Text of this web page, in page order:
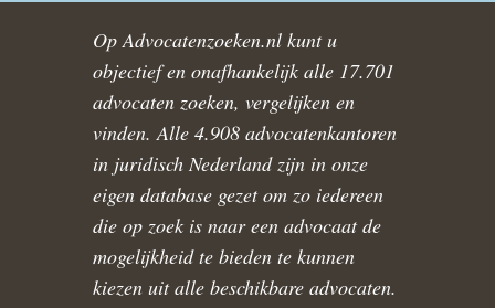
Op Advocatenzoeken.nl kunt u
objectief en onafhankelijk alle 17.701
advocaten zoeken, vergelijken en
vinden. Alle 4.908 advocatenkantoren
in juridisch Nederland zijn in onze
eigen database gezet om zo iedereen
die op zoek is naar een advocaat de
mogelijkheid te bieden te kunnen
kiezen uit alle beschikbare advocaten.